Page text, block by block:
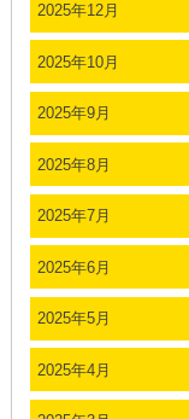
2025年12月
2025年10月
2025年9月
2025年8月
2025年7月
2025年6月
2025年5月
2025年4月